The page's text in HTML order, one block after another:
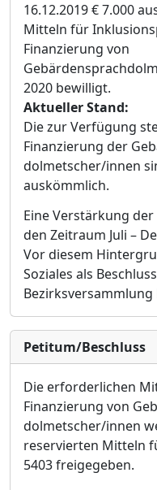
16.12.2019 €7.000
Mitteln für
Finanzierung von
Gebä
2020 bewilligt.
Aktueller Stand:
Die zur Verfügung
Finanzierung der
dolmetscher/innen
auskömmlich.
Eine Verstärkung der
den Zeitraum Juli –
Vor diesem
Soziales als
Bezirksversammlung
Petitum/Beschluss
Die erforderlichen
Finanzierung von
dolmetscher/innen
reservierten Mitteln
5403 freigegeben.